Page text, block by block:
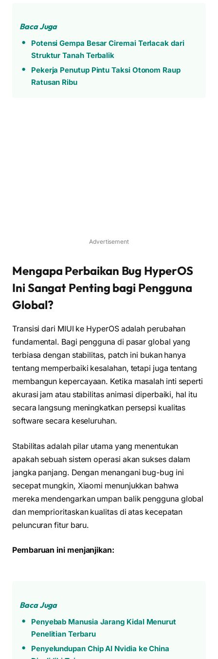
Baca Juga
Potensi Gempa Besar Ciremai Terlacak dari
Struktur Tanah Terbalik
Pekerja Penutup Pintu Taksi Otonom Raup
Ratusan Ribu
Advertisement
Mengapa Perbaikan Bug HyperOS
Ini Sangat Penting bagi Pengguna
Global?
Transisi dari MIUI ke HyperOS adalah perubahan
fundamental. Bagi pengguna di pasar global yang
terbiasa dengan stabilitas, patch ini bukan hanya
tentang memperbaiki kesalahan, tetapi juga tentang
membangun kepercayaan. Ketika masalah inti seperti
akurasi jam atau stabilitas animasi diperbaiki, hal itu
secara langsung meningkatkan persepsi kualitas
software secara keseluruhan.
Stabilitas adalah pilar utama yang menentukan
apakah sebuah sistem operasi akan sukses dalam
jangka panjang. Dengan menangani bug-bug ini
secepat mungkin, Xiaomi menunjukkan bahwa
mereka mendengarkan umpan balik pengguna global
dan memprioritaskan kualitas di atas kecepatan
peluncuran fitur baru.
Pembaruan ini menjanjikan:
Baca Juga
Penyebab Manusia Jarang Kidal Menurut
Penelitian Terbaru
Penyelundupan Chip AI Nvidia ke China